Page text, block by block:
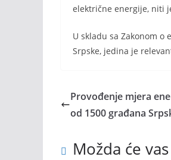
električne energije, niti
U skladu sa Zakonom o
Srpske, jedina je
Provođenje mjera
od 1500 građana
Možda će